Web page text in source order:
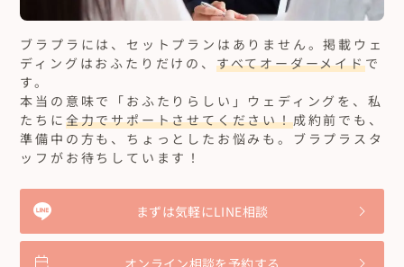
ブラプラには、セットプランはありません。掲載ウェ
ディングはおふたりだけの、 すべてオーダーメイドで
す。
本当の意味で「おふたりらしい」ウェディングを、私
たちに 全力でサポートさせてください！成約前でも、
準備中の方も、ちょっとしたお悩みも。ブラプラスタ
ッフがお待ちしています！
まずは気軽にLINE相談
オンライン相談を予約する